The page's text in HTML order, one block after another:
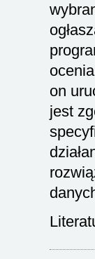
on
jest